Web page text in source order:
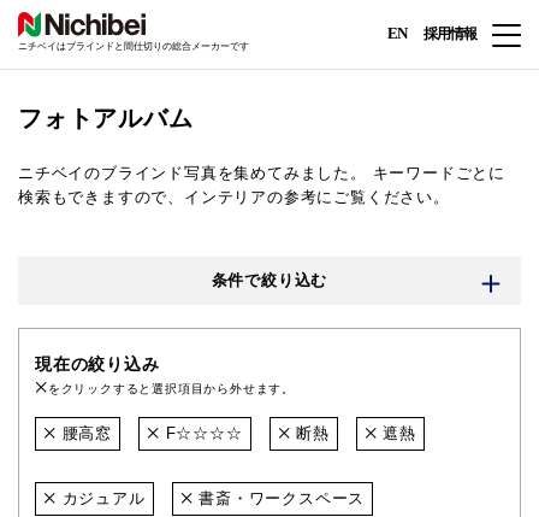
ニチベイはブラインドと間仕切りの総合メーカーです
EN 採用情報
フォトアルバム
ニチベイのブラインド写真を集めてみました。
キーワードごとに
検索もできますので、インテリアの参考にご覧ください。
条件で絞り込む
現在の絞り込み
をクリックすると選択項目から外せます。
腰高窓 F☆☆☆☆ 断熱 遮熱
カジュアル 書斎・ワークスペース